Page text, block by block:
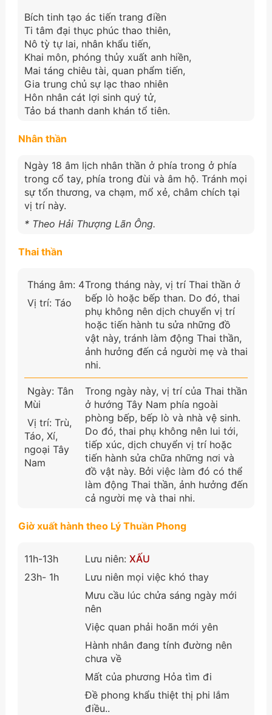
Bích tinh tạo ác tiến trang điền
Ti tâm đại thục phúc thao thiên,
Nô tỳ tự lai, nhân khẩu tiến,
Khai môn, phóng thủy xuất anh hiền,
Mai táng chiêu tài, quan phẩm tiến,
Gia trung chủ sự lạc thao nhiên
Hôn nhân cát lợi sinh quý tử,
Tảo bá thanh danh khán tổ tiên.
Nhân thần
Ngày 18 âm lịch nhân thần ở phía trong ở phía
trong cổ tay, phía trong đùi và âm hộ. Tránh mọi
sự tổn thương, va chạm, mổ xẻ, châm chích tại
vị trí này.
* Theo Hải Thượng Lãn Ông.
Thai thần
Tháng âm: 4
Vị trí: Táo
Trong tháng này, vị trí Thai thần ở
bếp lò hoặc bếp than. Do đó, thai
phụ không nên dịch chuyển vị trí
hoặc tiến hành tu sửa những đồ
vật này, tránh làm động Thai thần,
ảnh hưởng đến cả người mẹ và thai
nhi.
Ngày: Tân
Mùi
Vị trí: Trù,
Táo, Xí,
ngoại Tây
Nam
Trong ngày này, vị trí của Thai thần
ở hướng Tây Nam phía ngoài
phòng bếp, bếp lò và nhà vệ sinh.
Do đó, thai phụ không nên lui tới,
tiếp xúc, dịch chuyển vị trí hoặc
tiến hành sửa chữa những nơi và
đồ vật này. Bởi việc làm đó có thể
làm động Thai thần, ảnh hưởng đến
cả người mẹ và thai nhi.
Giờ xuất hành theo Lý Thuần Phong
11h-13h
23h- 1h
Lưu niên: XẤU
Lưu niên mọi việc khó thay
Mưu cầu lúc chửa sáng ngày mới
nên
Việc quan phải hoãn mới yên
Hành nhân đang tính đường nên
chưa về
Mất của phương Hỏa tìm đi
Đề phong khẩu thiệt thị phi lắm
điều..